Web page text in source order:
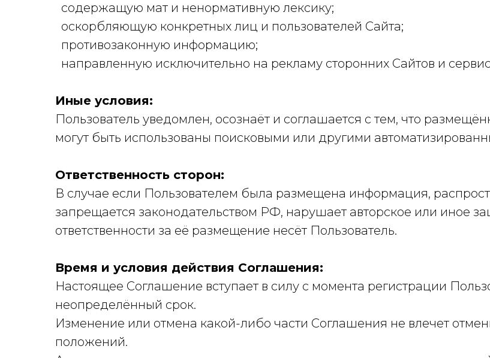
содержащую мат и ненормативную лексику;
оскорбляющую конкретных лиц и пользователей Сайта;
противозаконную информацию;
направленную исключительно на рекламу сторонних Сайтов и
Иные условия:
Пользователь уведомлен, осознаёт и соглашается с тем, что
могут быть использованы поисковыми или другими
Ответственность сторон:
В случае если Пользователем была размещена информация,
запрещается законодательством РФ, нарушает авторское или иное
ответственности за её размещение несёт Пользователь.
Время и условия действия Соглашения:
Настоящее Соглашение вступает в силу с момента регистрации
неопределённый срок.
Изменение или отмена какой-либо части Соглашения не влечет
положений.